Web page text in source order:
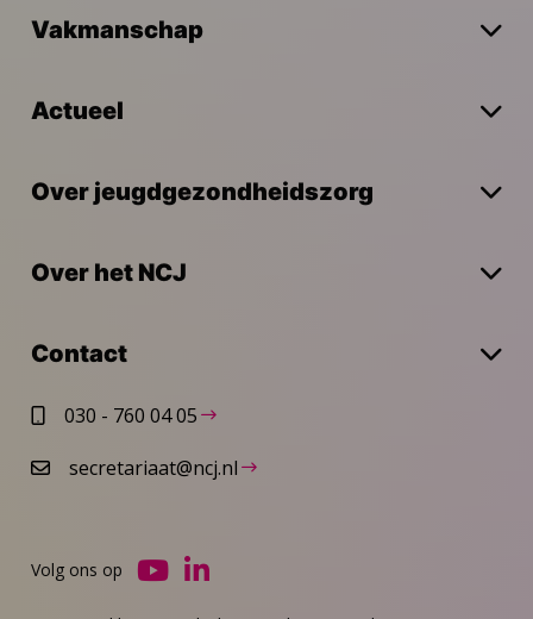
Vakmanschap
Actueel
Over jeugdgezondheidszorg
Over het NCJ
Contact
030 - 760 04 05
secretariaat@ncj.nl
Volg ons op
Ga
Ga